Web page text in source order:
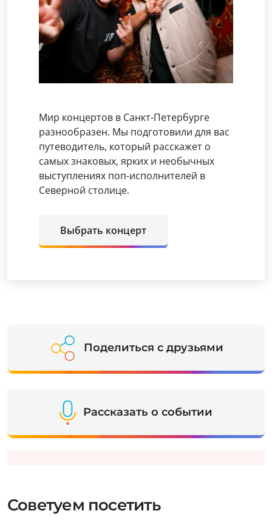
Мир концертов в Санкт-Петербурге
разнообразен. Мы подготовили для вас
путеводитель, который расскажет о
самых знаковых, ярких и необычных
выступлениях поп-исполнителей в
Северной столице.
Выбрать концерт
Поделиться с друзьями
Рассказать о событии
Советуем посетить